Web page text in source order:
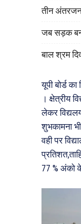
तीन
जब सड़क बनी
बाल श्रम
यूपी बोर्ड
। क्षेत्रीय
लेकर
शुभकामना
वही पर
77 % अंको